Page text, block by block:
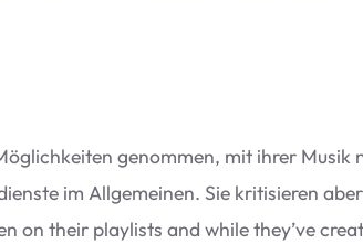
genom­men, mit ihrer
im All­ge­mei­nen. Sie kri­ti­sie­ren
on their play­lists and while they’ve